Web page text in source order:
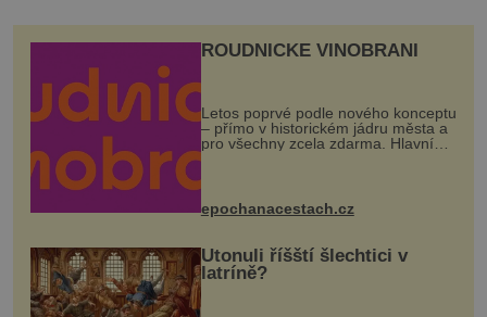
ROUDNICKÉ VINOBRANÍ
Letos poprvé podle nového konceptu
– přímo v historickém jádru města a
pro všechny zcela zdarma. Hlavní
program se odehraje na Karlově a
mohou těšit na víno, burčák, pes...
epochanacestach.cz
Utonuli říšští šlechtici v
latríně?